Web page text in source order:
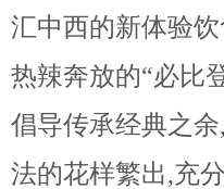
汇中西的新体验
热辣奔放的“必比
倡导传承经典之
法的花样繁出,充